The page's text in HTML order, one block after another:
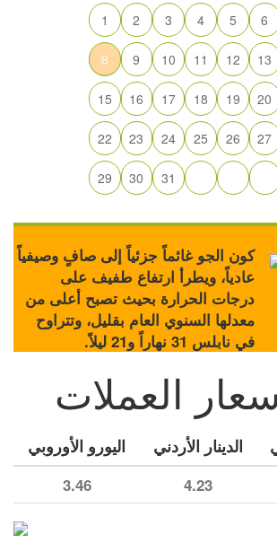
1 2 3 4 5 6
8 9 10 11 12 13
15 16 17 18 19 20
22 23 24 25 26 27
29 30 31
كون الجو غائماً جزئياً إلى صافٍ وصيفياً
عادياً، ويطرأ ارتفاع طفيف على
درجات الحرارة بحيث تصبح أعلى من
معدلها السنوي العام بقليل، وتتراوح
في نابلس 31 نهاراً و21 ليلاً.
العملات
الدينار الأردني اليورو الأوروبي
4.23
3.46